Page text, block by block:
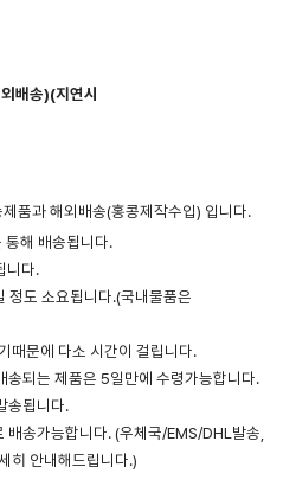
배송)(지연시
품과 해외배송(홍콩제작수입) 입니다.
통해 배송됩니다.
니다.
정도 소요됩니다.(국내물품은
때문에 다소 시간이 걸립니다.
되는 제품은 5일만에 수령가능합니다.
송됩니다.
송가능합니다. (우체국/EMS/DHL발송,
히 안내해드립니다.)